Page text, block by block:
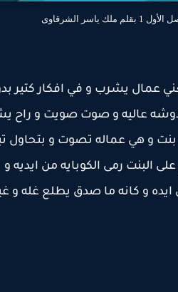
الشرقاوى
عمال يشرب و في افكار كتير
عاليه و صوت صويت و راح
و هي عماله تصوت و بتحاول
البنت رمى الكوبايه من
و كانه ما صدق يطلع غله و